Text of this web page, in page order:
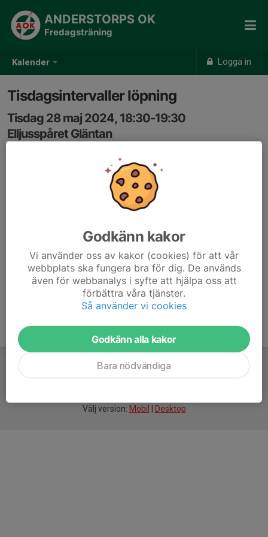
Kalender Logga in
ANDERSTORPS OK
Fredagsträning
Tisdagsintervaller löpning
Tisdag 28 maj 2024, 18:30-19:30
Elljusspåret Gläntan
Samling: 18:30, Utanför vallaboden i Gläntan
Gemensam löpträning med intervaller, för ungdomar
och vuxna. Växlande ledarskap.
Välj version: Mobil Desktop
Godkänn kakor
Vi använder oss av kakor (cookies) för att vår
webbplats ska fungera bra för dig. De används
även för webbanalys i syfte att hjälpa oss att
förbättra våra tjänster.
Så använder vi cookies
Godkänn alla kakor
Bara nödvändiga